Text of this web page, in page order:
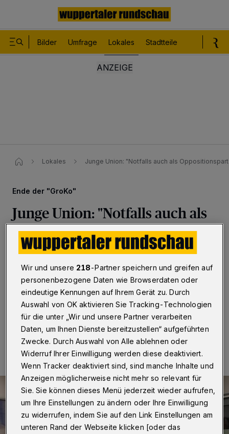
Bilder Umfrage Lokales Stadtteile
Lokales Junge Union: "Notfalls auch als
Ende der "GroKo"
Junge Union: "Notfalls auch als
Oppositionspartei"
Wuppertal·Auch die Junge Union Wuppertal begrüßt
das Ende der Kooperation von CDU und SPD im
Wuppertaler Stadtrat "außerordentlich - eine längst
überfällige Entscheidung".
22.10.2018 , 16:23 Uhr Eine Minute Lesezeit
Wir und unsere 218-Partner speichern und greifen auf
personenbezogene Daten wie Browserdaten oder
eindeutige Kennungen auf Ihrem Gerät zu. Durch
Auswahl von OK aktivieren Sie Tracking-Technologien
für die unter „Wir und unsere Partner verarbeiten
Daten, um Ihnen Dienste bereitzustellen“ aufgeführten
Zwecke. Durch Auswahl von Alle ablehnen oder
Widerruf Ihrer Einwilligung werden diese deaktiviert.
Wenn Tracker deaktiviert sind, sind manche Inhalte und
Anzeigen möglicherweise nicht mehr so relevant für
Sie. Sie können dieses Menü jederzeit wieder aufrufen,
um Ihre Einstellungen zu ändern oder Ihre Einwilligung
zu widerrufen, indem Sie auf den Link Einstellungen am
unteren Rand der Webseite klicken [oder das